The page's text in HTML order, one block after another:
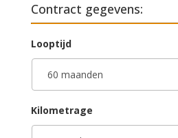
Contract gegevens:
Looptijd
Kilometrage